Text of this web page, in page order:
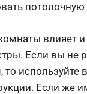
влияет
Если вы не
то используйте
Если же